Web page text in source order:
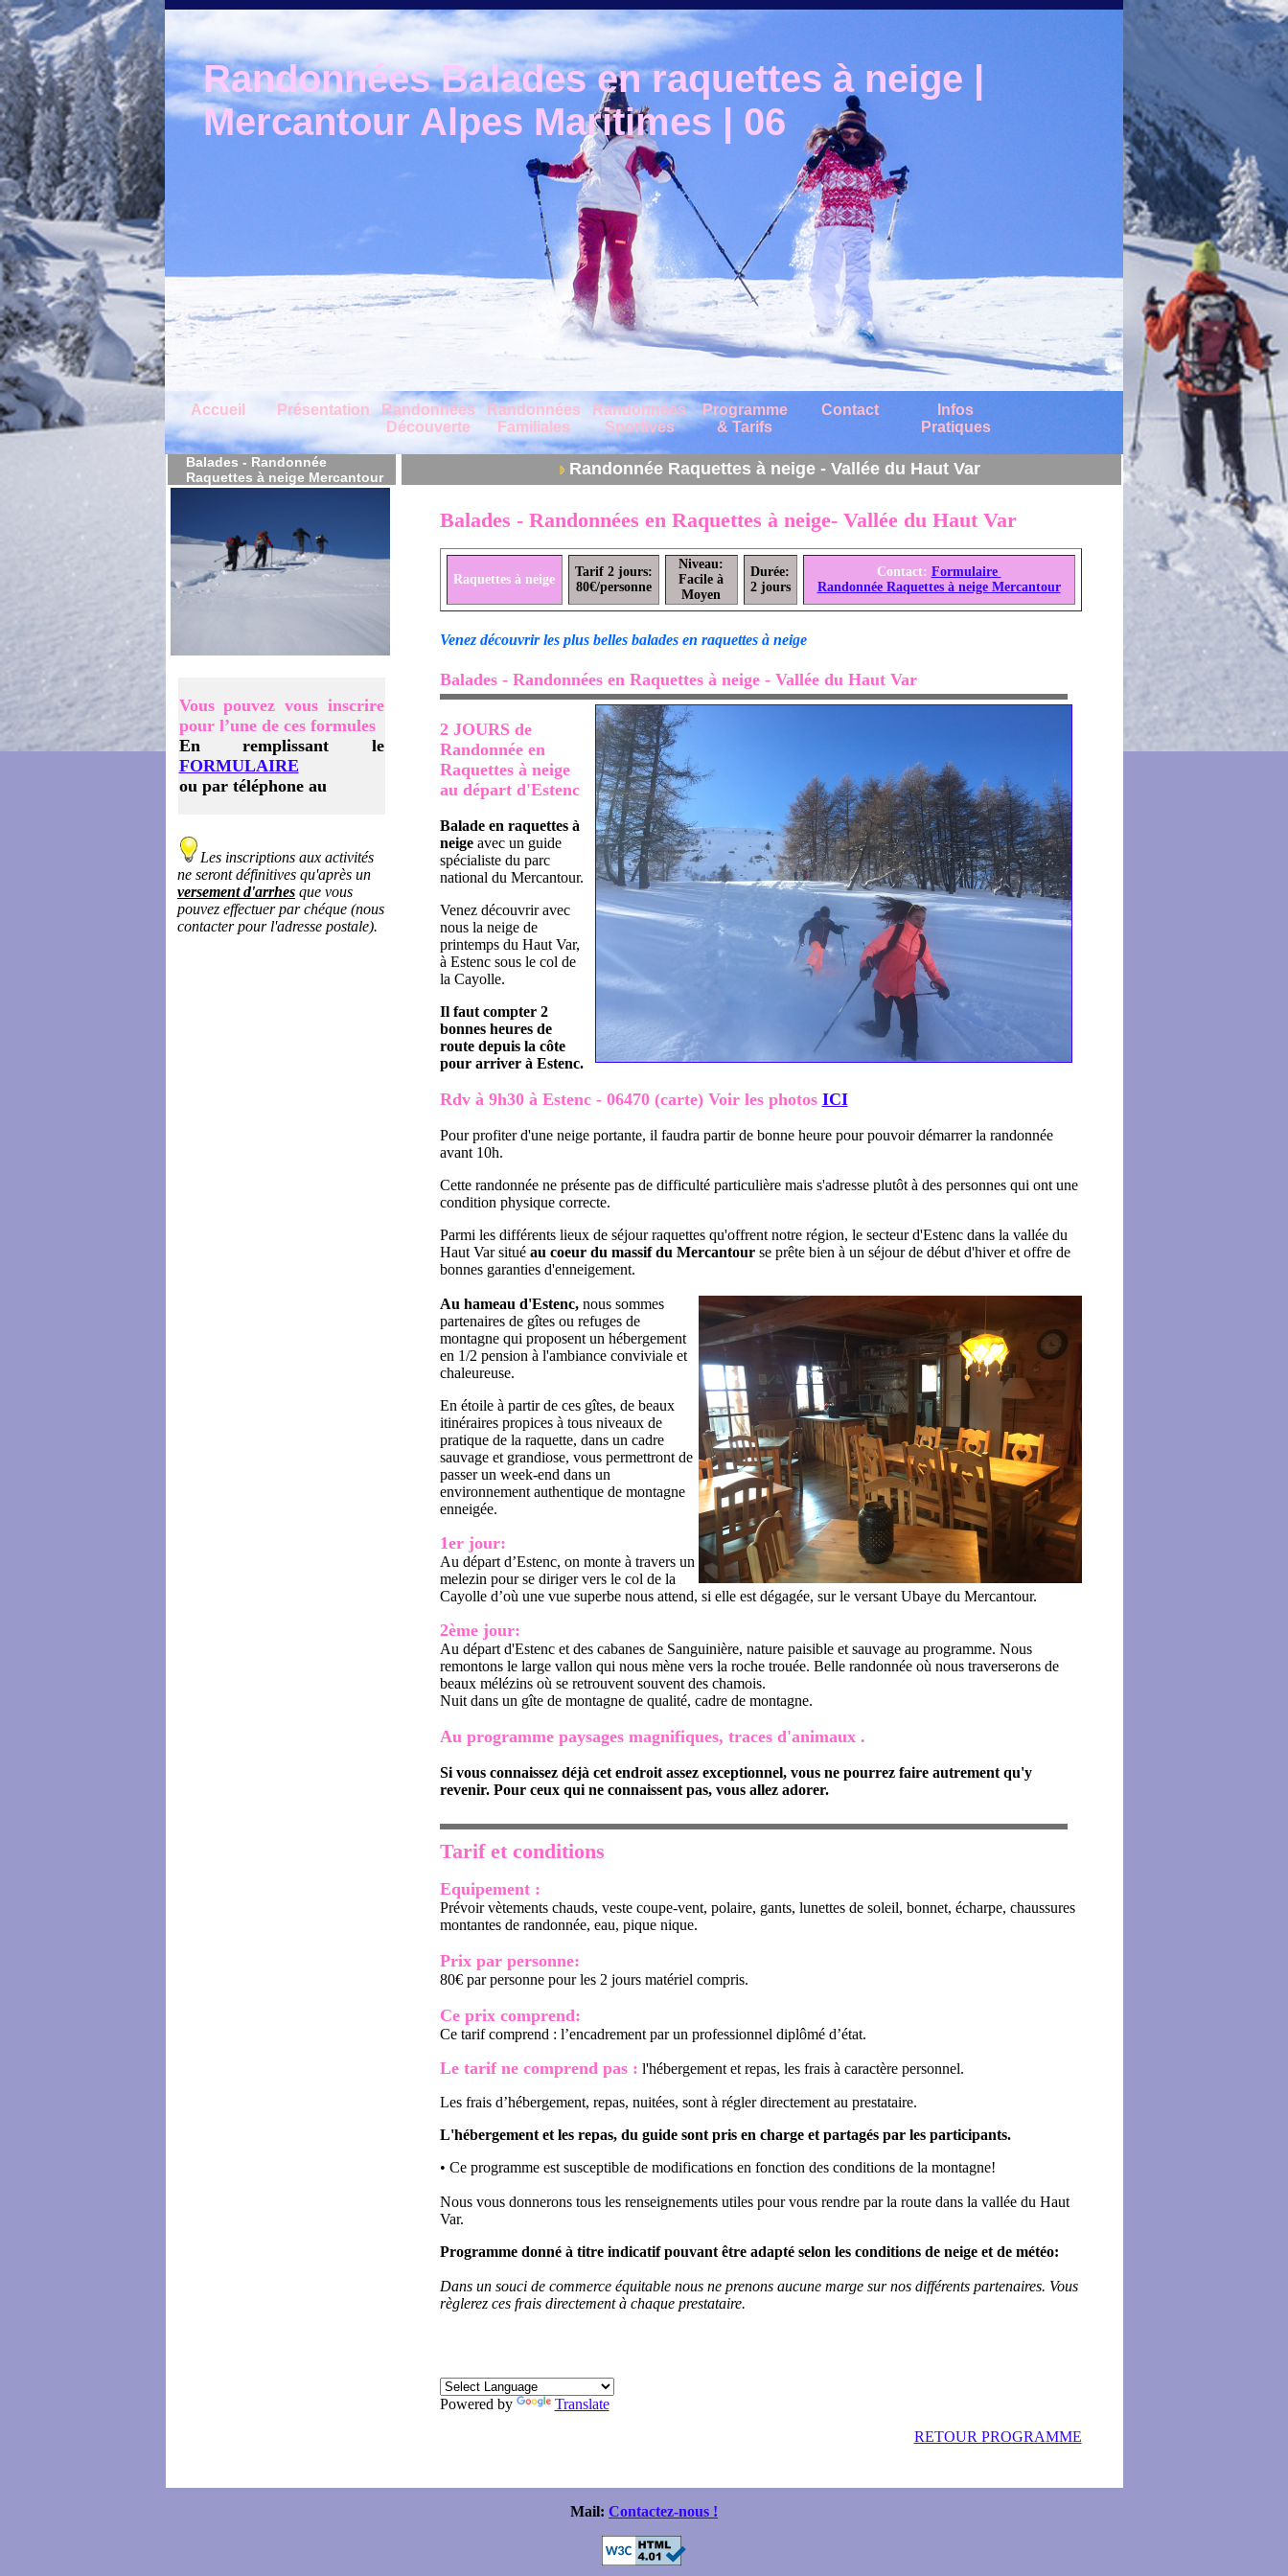
Randonnées Balades en raquettes à neige |
Mercantour Alpes Maritimes | 06
Accueil Présentation
Randonnées
Découverte
Randonnées
Familiales
Randonnées
Sportives
Programme
& Tarifs
Contact
Infos
Pratiques
Balades - Randonnée
Raquettes à neige Mercantour
Randonnée Raquettes à neige - Vallée du Haut Var
Vous pouvez vous inscrire
pour l’une de ces formules
En remplissant le
FORMULAIRE
ou par téléphone au
Les inscriptions aux activités
ne seront définitives qu'après un
versement d'arrhes que vous
pouvez effectuer par chéque (nous
contacter pour l'adresse postale).
Balades - Randonnées en Raquettes à neige- Vallée du Haut Var
Raquettes à neige
Tarif 2 jours:
80€/personne
Niveau:
Facile à
Moyen
Durée:
2 jours
Contact: Formulaire
Randonnée Raquettes à neige Mercantour
Venez découvrir les plus belles balades en raquettes à neige
Balades - Randonnées en Raquettes à neige - Vallée du Haut Var
2 JOURS de
Randonnée en
Raquettes à neige
au départ d'Estenc
Balade en raquettes à
neigeavec un guide
spécialiste du parc
national du Mercantour.
Venez découvrir avec
nous la neige de
printemps du Haut Var,
à Estenc sous le col de
la Cayolle.
Il faut compter 2
bonnes heures de
route depuis la côte
pour arriver à Estenc.
Rdv à 9h30 à Estenc - 06470 (carte) Voir les photos ICI
Pour profiter d'une neige portante, il faudra partir de bonne heure pour pouvoir démarrer la randonnée
avant 10h.
Cette randonnée ne présente pas de difficulté particulière mais s'adresse plutôt à des personnes qui ont une
condition physique correcte.
Parmi les différents lieux de séjour raquettes qu'offrent notre région, le secteur d'Estenc dans la vallée du
Haut Var situé au coeur du massif du Mercantourse prête bien à un séjour de début d'hiver et offre de
bonnes garanties d'enneigement.
Au hameau d'Estenc, nous sommes
partenaires de gîtes ou refuges de
montagne qui proposent un hébergement
en 1/2 pension à l'ambiance conviviale et
chaleureuse.
En étoile à partir de ces gîtes, de beaux
itinéraires propices à tous niveaux de
pratique de la raquette, dans un cadre
sauvage et grandiose, vous permettront de
passer un week-end dans un
environnement authentique de montagne
enneigée.
1er jour:
Au départ d’Estenc, on monte à travers un
melezin pour se diriger vers le col de la
Cayolle d’où une vue superbe nous attend, si elle est dégagée, sur le versant Ubaye du Mercantour.
2ème jour:
Au départ d'Estenc et des cabanes de Sanguinière, nature paisible et sauvage au programme. Nous
remontons le large vallon qui nous mène vers la roche trouée. Belle randonnée où nous traverserons de
beaux mélézins où se retrouvent souvent des chamois.
Nuit dans un gîte de montagne de qualité, cadre de montagne.
Au programme paysages magnifiques, traces d'animaux .
Si vous connaissez déjà cet endroit assez exceptionnel, vous ne pourrez faire autrement qu'y
revenir. Pour ceux qui ne connaissent pas, vous allez adorer.
Tarif et conditions
Equipement :
Prévoir vètements chauds, veste coupe-vent, polaire, gants, lunettes de soleil, bonnet, écharpe, chaussures
montantes de randonnée, eau, pique nique.
Prix par personne:
80€ par personne pour les 2 jours matériel compris.
Ce prix comprend:
Ce tarif comprend : l’encadrement par un professionnel diplômé d’état.
Le tarif ne comprend pas : l'hébergement et repas, les frais à caractère personnel.
Les frais d’hébergement, repas, nuitées, sont à régler directement au prestataire.
L'hébergement et les repas, du guide sont pris en charge et partagés par les participants.
• Ce programme est susceptible de modifications en fonction des conditions de la montagne!
Nous vous donnerons tous les renseignements utiles pour vous rendre par la route dans la vallée du Haut
Var.
Programme donné à titre indicatif pouvant être adapté selon les conditions de neige et de météo:
Dans un souci de commerce équitable nous ne prenons aucune marge sur nos différents partenaires. Vous
règlerez ces frais directement à chaque prestataire.
Powered by
Translate
RETOUR PROGRAMME
Mail: Contactez-nous !